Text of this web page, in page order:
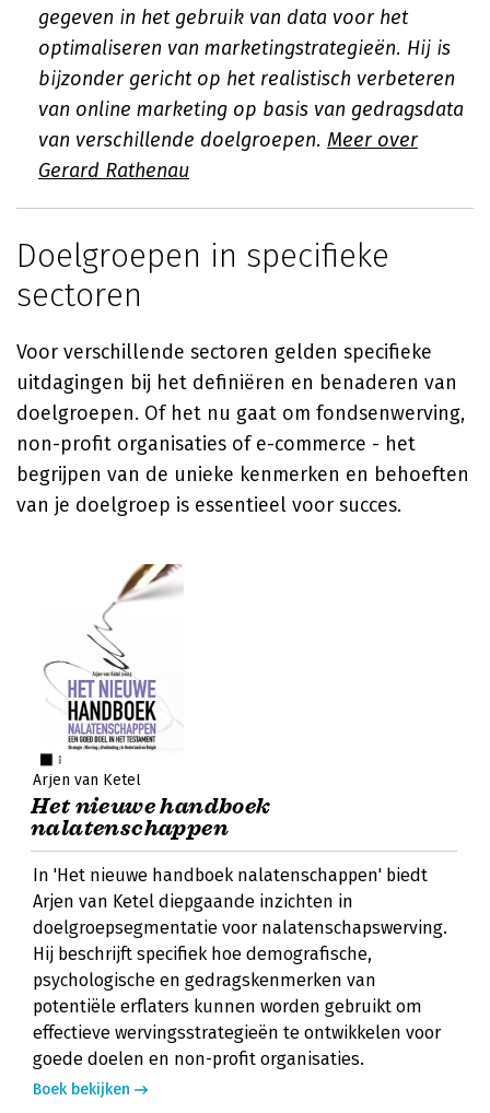
gegeven in het gebruik van data voor het
optimaliseren van marketingstrategieën. Hij is
bijzonder gericht op het realistisch verbeteren
van online marketing op basis van gedragsdata
van verschillende doelgroepen. Meer over
Gerard Rathenau
Doelgroepen in specifieke
sectoren
Voor verschillende sectoren gelden specifieke
uitdagingen bij het definiëren en benaderen van
doelgroepen. Of het nu gaat om fondsenwerving,
non-profit organisaties of e-commerce - het
begrijpen van de unieke kenmerken en behoeften
van je doelgroep is essentieel voor succes.
Arjen van Ketel
Het nieuwe handboek
nalatenschappen
In 'Het nieuwe handboek nalatenschappen' biedt
Arjen van Ketel diepgaande inzichten in
doelgroepsegmentatie voor nalatenschapswerving.
Hij beschrijft specifiek hoe demografische,
psychologische en gedragskenmerken van
potentiële erflaters kunnen worden gebruikt om
effectieve wervingsstrategieën te ontwikkelen voor
goede doelen en non-profit organisaties.
Boek bekijken